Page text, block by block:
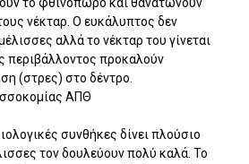
το φθινόπωρο και θανατώνουν
νέκταρ. Ο ευκάλυπτος δεν
αλλά το νέκταρ του γίνεται
περιβάλλοντος προκαλούν
(στρες) στο δέντρο.
ΑΠΘ
συνθήκες δίνει πλούσιο
τον δουλεύουν πολύ καλά. Το